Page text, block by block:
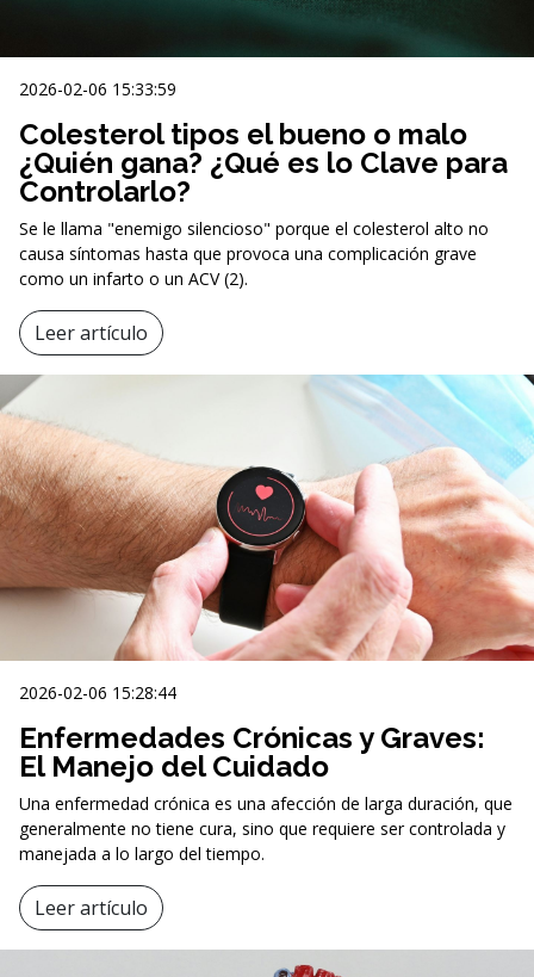
2026-02-06 15:33:59
Colesterol tipos el bueno o malo
¿Quién gana? ¿Qué es lo Clave para
Controlarlo?
Se le llama "enemigo silencioso" porque el colesterol alto no
causa síntomas hasta que provoca una complicación grave
como un infarto o un ACV (2).
Leer artículo
2026-02-06 15:28:44
Enfermedades Crónicas y Graves:
El Manejo del Cuidado
Una enfermedad crónica es una afección de larga duración, que
generalmente no tiene cura, sino que requiere ser controlada y
manejada a lo largo del tiempo.
Leer artículo